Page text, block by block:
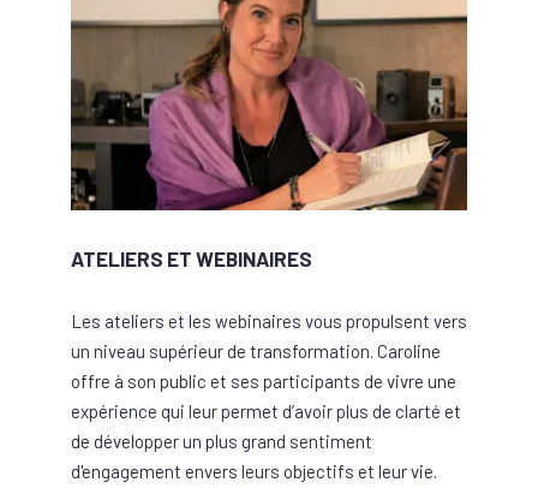
ATELIERS ET WEBINAIRES
Les ateliers et les webinaires vous propulsent vers
un niveau supérieur de transformation. Caroline
offre à son public et ses participants de vivre une
expérience qui leur permet d’avoir plus de clarté et
de développer un plus grand sentiment
d'engagement envers leurs objectifs et leur vie.